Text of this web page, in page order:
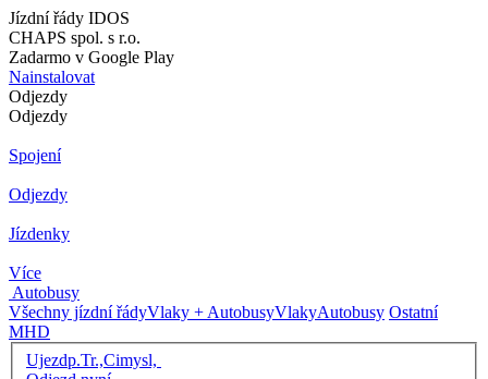
Jízdní řády IDOS
CHAPS spol. s r.o.
Zadarmo v Google Play
Nainstalovat
Odjezdy
Odjezdy
Spojení
Odjezdy
Jízdenky
Více
Autobusy
Všechny jízdní řádyVlaky + AutobusyVlakyAutobusy Ostatní
MHD
Ujezdp.Tr.,Cimysl,